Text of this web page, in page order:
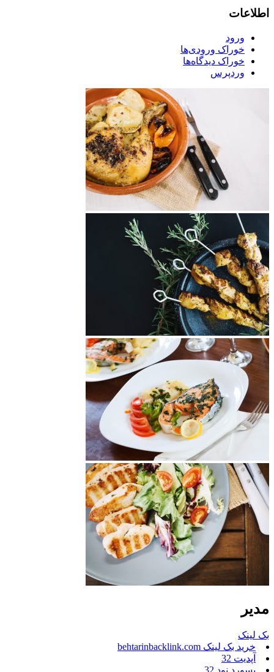
اطلاعات
ورود
خوراک ورودی‌ها
خوراک دیدگاه‌ها
وردپرس
مدیر
بک لینک
خرید بک لینک behtarinbacklink.com
آپدیت 32